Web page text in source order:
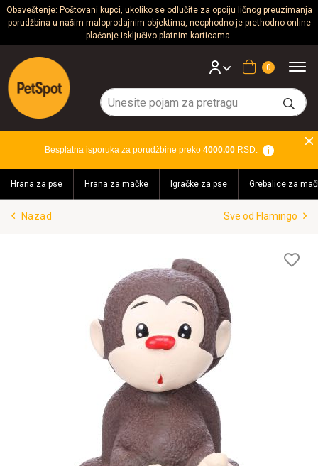
Obaveštenje: Poštovani kupci, ukoliko se odlučite za opciju ličnog preuzimanja
porudžbina u našim maloprodajnim objektima, neophodno je prethodno online
plaćanje isključivo platnim karticama.
Psi
Mačke
Glodari
Akvaristika
Teraristika
Brendovi
Korpa
Besplatna isporuka za porudžbine preko 4000.00RSD.
Hrana za pse Hrana za mačke Igračke za pse Grebalice za
Nazad Sve od Flamingo